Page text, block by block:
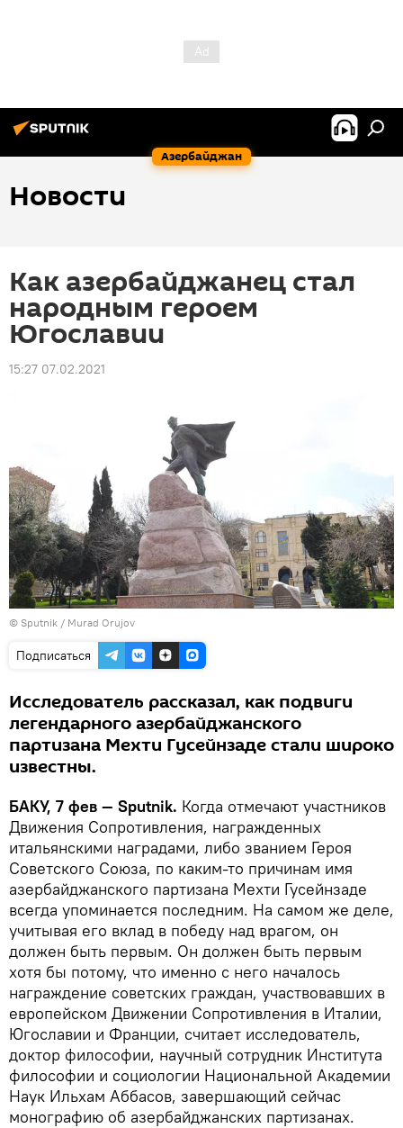
Азербайджан
Новости
Как азербайджанец стал
народным героем
Югославии
15:27 07.02.2021
© Sputnik / Murad Orujov
Подписаться
Исследователь рассказал, как подвиги
легендарного азербайджанского
партизана Мехти Гусейнзаде стали широко
известны.
БАКУ, 7 фев — Sputnik. Когда отмечают участников
Движения Сопротивления, награжденных
итальянскими наградами, либо званием Героя
Советского Союза, по каким-то причинам имя
азербайджанского партизана Мехти Гусейнзаде
всегда упоминается последним. На самом же деле,
учитывая его вклад в победу над врагом, он
должен быть первым. Он должен быть первым
хотя бы потому, что именно с него началось
награждение советских граждан, участвовавших в
европейском Движении Сопротивления в Италии,
Югославии и Франции, считает исследователь,
доктор философии, научный сотрудник Института
философии и социологии Национальной Академии
Наук Ильхам Аббасов, завершающий сейчас
монографию об азербайджанских партизанах.